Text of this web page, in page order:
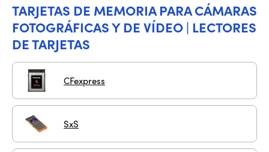
TARJETAS DE MEMORIA PARA CÁMARAS
FOTOGRÁFICAS Y DE VÍDEO | LECTORES
DE TARJETAS
CFexpress
SxS